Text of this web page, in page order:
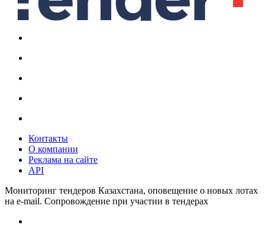
Контакты
О компании
Реклама на сайте
API
Мониторинг тендеров Казахстана, оповещение о новых лотах
на e-mail. Сопровождение при участии в тендерах